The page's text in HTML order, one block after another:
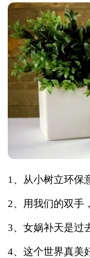
1、从小树立环保
2、用我们的双手
3、女娲补天是过
4、这个世界真美